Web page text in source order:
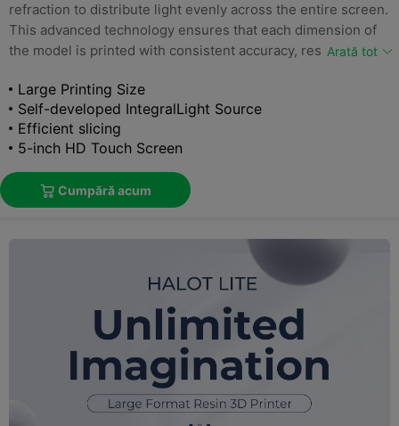
refraction to distribute light evenly across the entire screen.
This advanced technology ensures that each dimension of
the model is printed with consistent accuracy, resulting in
Arată tot
Large Printing Size
Self-developed IntegralLight Source
Efficient slicing
5-inch HD Touch Screen
 Cumpără acum